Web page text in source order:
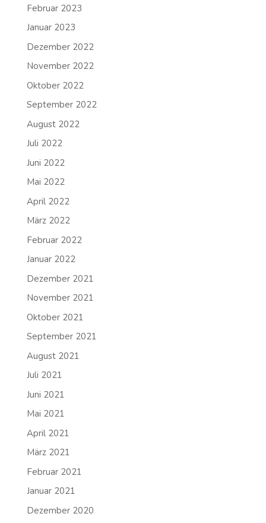
Februar 2023
Januar 2023
Dezember 2022
November 2022
Oktober 2022
September 2022
August 2022
Juli 2022
Juni 2022
Mai 2022
April 2022
März 2022
Februar 2022
Januar 2022
Dezember 2021
November 2021
Oktober 2021
September 2021
August 2021
Juli 2021
Juni 2021
Mai 2021
April 2021
März 2021
Februar 2021
Januar 2021
Dezember 2020